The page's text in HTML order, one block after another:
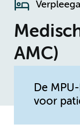
AMC)
De
voor